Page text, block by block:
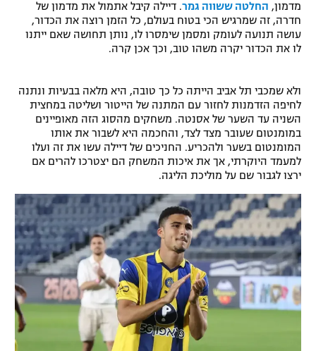
תקנון פעילות ספורט 1
רשיון להקרנה פומבית לבית עסק
הצטרפות לחבילת הערוצים
לוח דרושים – ג'ובנט
תגיות
מדמון, החלטה ששווה גמר. דיילה קיבל אתמול את מדמון של
חדרה, זה שמרגיש הכי בטוח בעולם, כל הזמן רוצה את הכדור,
עושה תנועה לעומק ומסמן שימסרו לו, נותן תחושה שאם ייתנו
לו את הכדור יקרה משהו טוב, וכך אכן קרה.
ולא שמכבי תל אביב הייתה כל כך טובה, היא מלאה בבעיות ונתנה
לחיפה הזדמנות לחזור עם המתנה של הייטור ושליטה במחצית
השניה עד השער של אסנטה. משחקים מהסוג הזה מאופיינים
במומנטום שעובר מצד לצד, והחכמה היא לשבור את אותו
המומנטום בשער ולהכריע. החניכים של דיילה עשו את זה ועלו
למעמד היוקרתי, אך את איכות המשחק הם יצטרכו להרים אם
ירצו לגבור שם על מוליכת הליגה.